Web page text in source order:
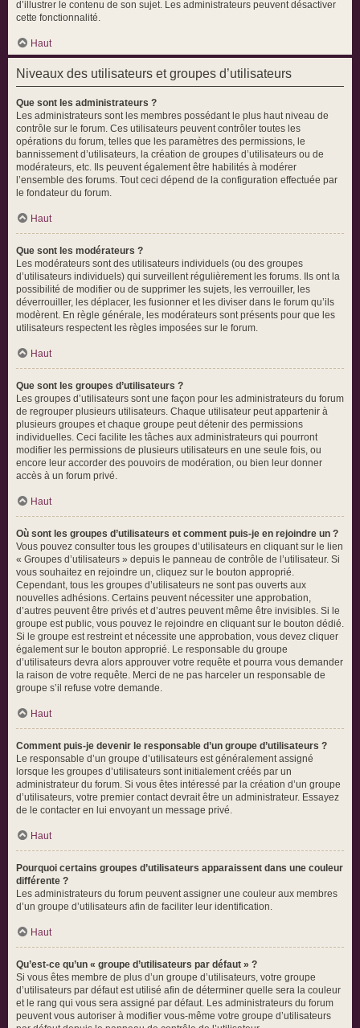
d’illustrer le contenu de son sujet. Les administrateurs peuvent désactiver
cette fonctionnalité.
Haut
Niveaux des utilisateurs et groupes d’utilisateurs
Que sont les administrateurs ?
Les administrateurs sont les membres possédant le plus haut niveau de
contrôle sur le forum. Ces utilisateurs peuvent contrôler toutes les
opérations du forum, telles que les paramètres des permissions, le
bannissement d’utilisateurs, la création de groupes d’utilisateurs ou de
modérateurs, etc. Ils peuvent également être habilités à modérer
l’ensemble des forums. Tout ceci dépend de la configuration effectuée par
le fondateur du forum.
Haut
Que sont les modérateurs ?
Les modérateurs sont des utilisateurs individuels (ou des groupes
d’utilisateurs individuels) qui surveillent régulièrement les forums. Ils ont la
possibilité de modifier ou de supprimer les sujets, les verrouiller, les
déverrouiller, les déplacer, les fusionner et les diviser dans le forum qu’ils
modèrent. En règle générale, les modérateurs sont présents pour que les
utilisateurs respectent les règles imposées sur le forum.
Haut
Que sont les groupes d’utilisateurs ?
Les groupes d’utilisateurs sont une façon pour les administrateurs du forum
de regrouper plusieurs utilisateurs. Chaque utilisateur peut appartenir à
plusieurs groupes et chaque groupe peut détenir des permissions
individuelles. Ceci facilite les tâches aux administrateurs qui pourront
modifier les permissions de plusieurs utilisateurs en une seule fois, ou
encore leur accorder des pouvoirs de modération, ou bien leur donner
accès à un forum privé.
Haut
Où sont les groupes d’utilisateurs et comment puis-je en rejoindre un ?
Vous pouvez consulter tous les groupes d’utilisateurs en cliquant sur le lien
« Groupes d’utilisateurs » depuis le panneau de contrôle de l’utilisateur. Si
vous souhaitez en rejoindre un, cliquez sur le bouton approprié.
Cependant, tous les groupes d’utilisateurs ne sont pas ouverts aux
nouvelles adhésions. Certains peuvent nécessiter une approbation,
d’autres peuvent être privés et d’autres peuvent même être invisibles. Si le
groupe est public, vous pouvez le rejoindre en cliquant sur le bouton dédié.
Si le groupe est restreint et nécessite une approbation, vous devez cliquer
également sur le bouton approprié. Le responsable du groupe
d’utilisateurs devra alors approuver votre requête et pourra vous demander
la raison de votre requête. Merci de ne pas harceler un responsable de
groupe s’il refuse votre demande.
Haut
Comment puis-je devenir le responsable d’un groupe d’utilisateurs ?
Le responsable d’un groupe d’utilisateurs est généralement assigné
lorsque les groupes d’utilisateurs sont initialement créés par un
administrateur du forum. Si vous êtes intéressé par la création d’un groupe
d’utilisateurs, votre premier contact devrait être un administrateur. Essayez
de le contacter en lui envoyant un message privé.
Haut
Pourquoi certains groupes d’utilisateurs apparaissent dans une couleur
différente ?
Les administrateurs du forum peuvent assigner une couleur aux membres
d’un groupe d’utilisateurs afin de faciliter leur identification.
Haut
Qu’est-ce qu’un « groupe d’utilisateurs par défaut » ?
Si vous êtes membre de plus d’un groupe d’utilisateurs, votre groupe
d’utilisateurs par défaut est utilisé afin de déterminer quelle sera la couleur
et le rang qui vous sera assigné par défaut. Les administrateurs du forum
peuvent vous autoriser à modifier vous-même votre groupe d’utilisateurs